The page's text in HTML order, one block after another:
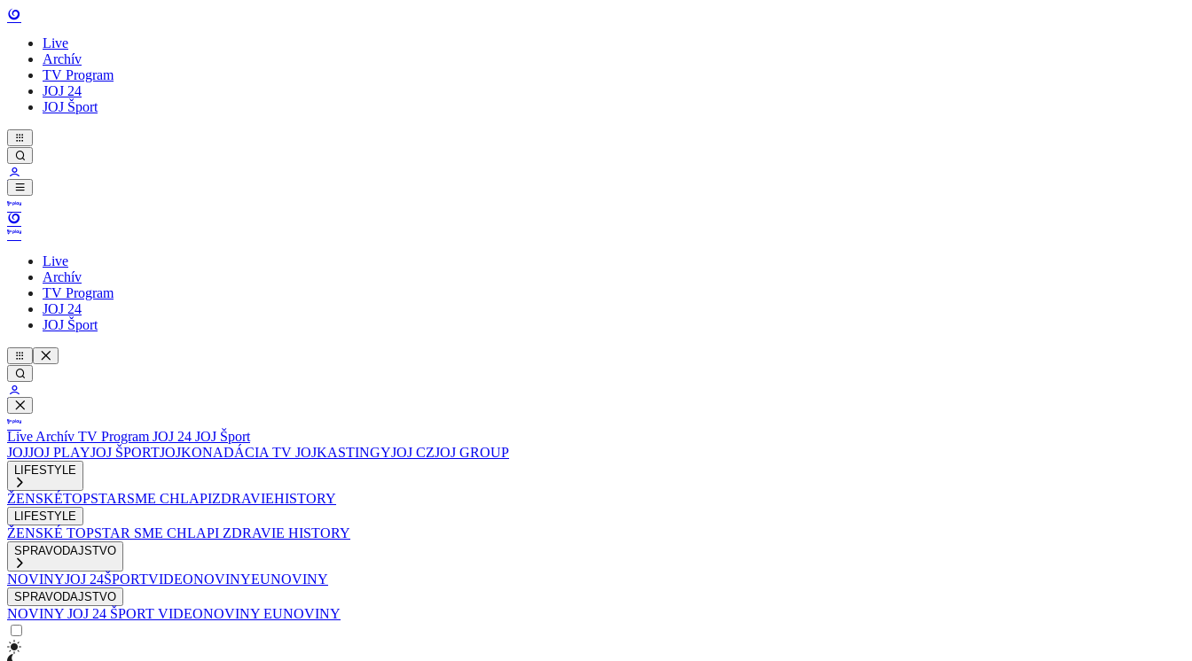
Live
Archív
TV Program
JOJ 24
JOJ Šport
Live
Archív
TV Program
JOJ 24
JOJ Šport
Live Archív TV Program JOJ 24 JOJ Šport
JOJJOJ PLAYJOJ ŠPORTJOJKONADÁCIA TV JOJKASTINGYJOJ CZJOJ GROUP
LIFESTYLE
ŽENSKÉTOPSTARSME CHLAPIZDRAVIEHISTORY
LIFESTYLE
ŽENSKÉ TOPSTAR SME CHLAPI ZDRAVIE HISTORY
SPRAVODAJSTVO
NOVINYJOJ 24ŠPORTVIDEONOVINYEUNOVINY
SPRAVODAJSTVO
NOVINY JOJ 24 ŠPORT VIDEONOVINY EUNOVINY